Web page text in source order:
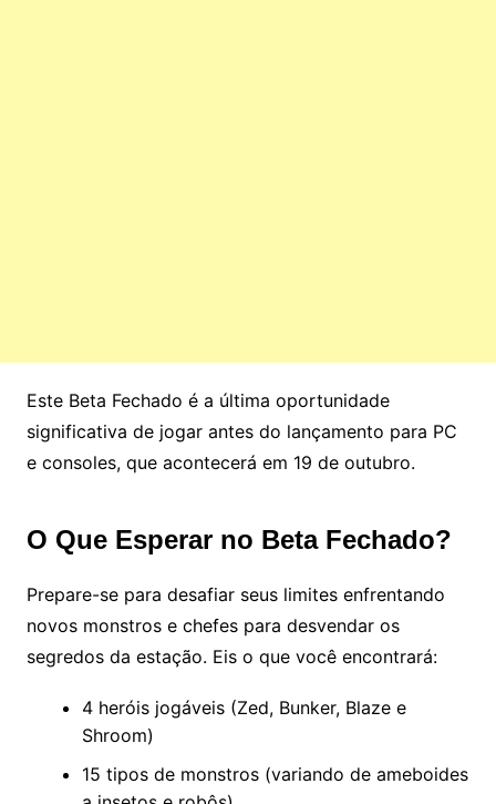
Este Beta Fechado é a última oportunidade
significativa de jogar antes do lançamento para PC
e consoles, que acontecerá em 19 de outubro.
O Que Esperar no Beta Fechado?
Prepare-se para desafiar seus limites enfrentando
novos monstros e chefes para desvendar os
segredos da estação. Eis o que você encontrará:
4 heróis jogáveis (Zed, Bunker, Blaze e
Shroom)
15 tipos de monstros (variando de ameboides